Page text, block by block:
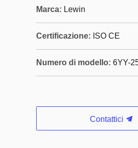
Marca: Lewin
Certificazione: ISO CE
Numero di modello: 6YY-
Contattici